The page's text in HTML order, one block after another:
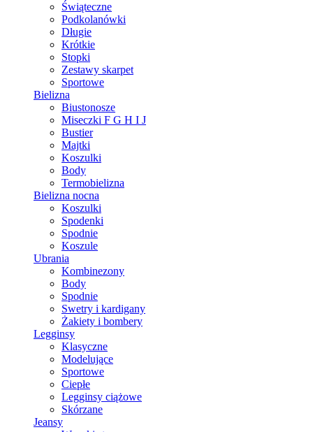
Świąteczne
Podkolanówki
Długie
Krótkie
Stopki
Zestawy skarpet
Sportowe
Bielizna
Biustonosze
Miseczki F G H I J
Bustier
Majtki
Koszulki
Body
Termobielizna
Bielizna nocna
Koszulki
Spodenki
Spodnie
Koszule
Ubrania
Kombinezony
Body
Spodnie
Swetry i kardigany
Żakiety i bombery
Legginsy
Klasyczne
Modelujące
Sportowe
Ciepłe
Legginsy ciążowe
Skórzane
Jeansy